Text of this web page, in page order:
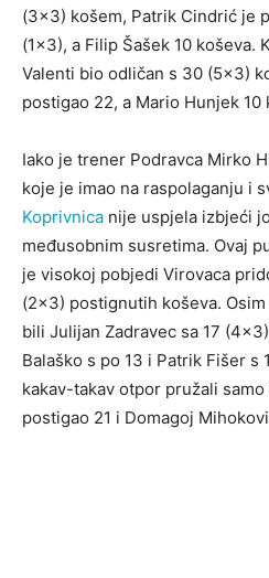
(3×3) košem, Patrik Cindrić je
(1×3), a Filip Šašek 10 koševa.
Valenti bio odličan s 30 (5×3)
postigao 22, a Mario Hunjek 10
Iako je trener Podravca Mirko
koje je imao na raspolaganju i
Koprivnica nije uspjela izbjeći
međusobnim susretima. Ovaj
je visokoj pobjedi Virovaca
(2×3) postignutih koševa.
bili Julijan Zadravec sa 17
Balaško s po 13 i Patrik Fišer s
kakav-takav otpor pružali
postigao 21 i Domagoj